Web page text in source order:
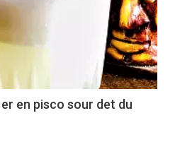
en pisco sour det du